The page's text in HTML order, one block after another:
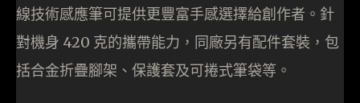
線技術感應筆可提供更豐富手感選擇給創作者。針
對機身 420 克的攜帶能力，同廠另有配件套裝，包
括合金折疊腳架、保護套及可捲式筆袋等。